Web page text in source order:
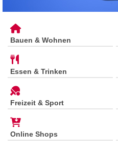
Bauen & Wohnen
Essen & Trinken
Freizeit & Sport
Online Shops